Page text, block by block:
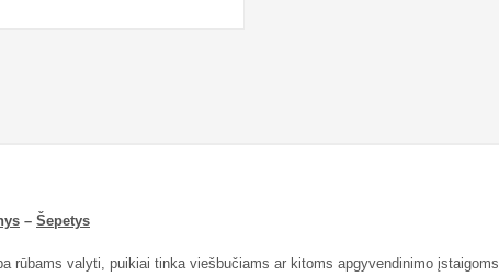
– Šepetys
rūbams valyti, puikiai tinka viešbučiams ar kitoms apgyvendinimo įstaigoms.